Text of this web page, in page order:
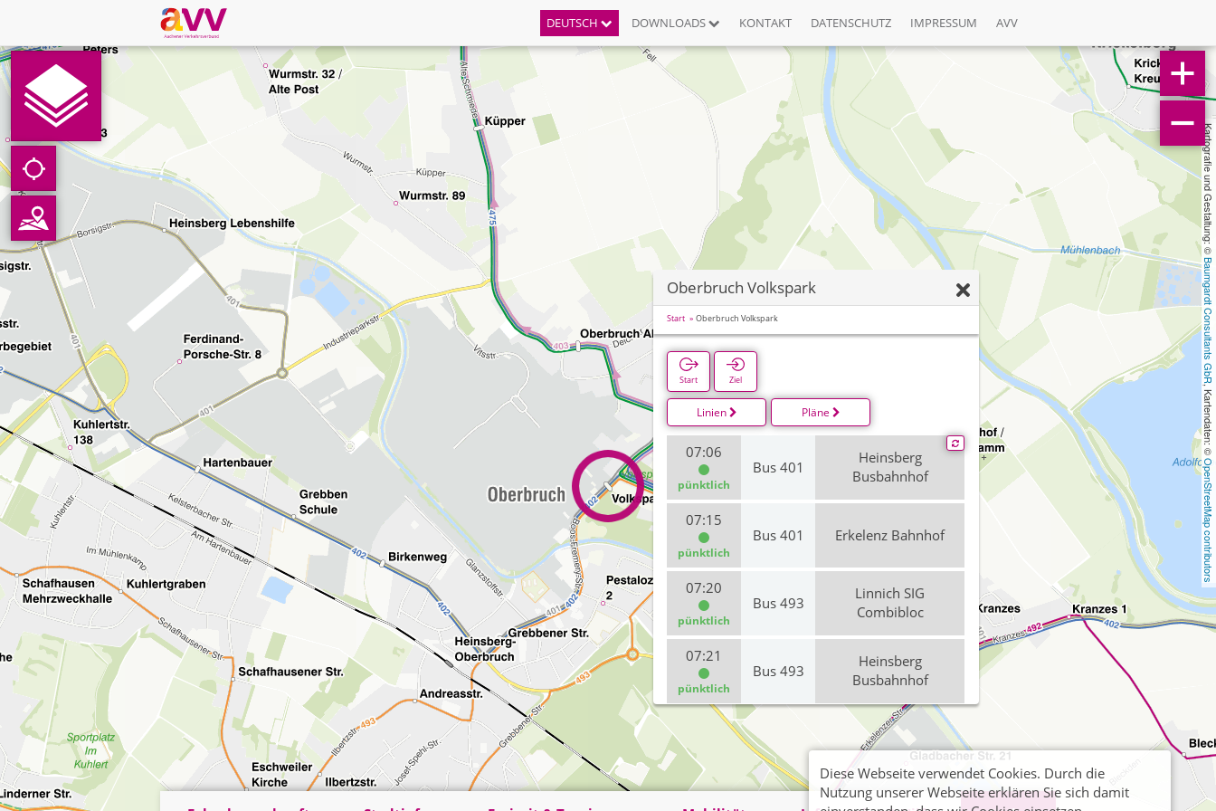
DEUTSCH DOWNLOADS KONTAKT DATENSCHUTZ IMPRESSUM AVV
Kartografie und Gestaltung: ©
Baumgardt Consultants GbR
, Kartendaten: ©
OpenStreetMap contributors
Oberbruch Volkspark
Start Oberbruch Volkspark
Start Ziel
Linien Pläne
07:06
pünktlich
Bus 401
Heinsberg
Busbahnhof
07:15
pünktlich
Bus 401 Erkelenz Bahnhof
07:20
pünktlich
Bus 493
Linnich SIG
Combibloc
07:21
pünktlich
Bus 493
Heinsberg
Busbahnhof
07:47
pünktlich
Bus 402
Heinsberg
Busbahnhof
07:47
Bus 402
Erkelenz Bahnhof
Diese Webseite verwendet Cookies. Durch die
Nutzung unserer Webseite erklären Sie sich damit